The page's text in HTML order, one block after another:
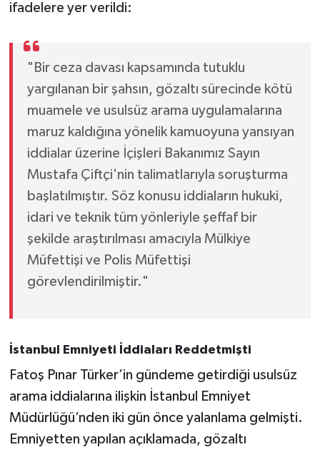
ifadelere yer verildi:
"Bir ceza davası kapsamında tutuklu
yargılanan bir şahsın, gözaltı sürecinde kötü
muamele ve usulsüz arama uygulamalarına
maruz kaldığına yönelik kamuoyuna yansıyan
iddialar üzerine İçişleri Bakanımız Sayın
Mustafa Çiftçi'nin talimatlarıyla soruşturma
başlatılmıştır. Söz konusu iddiaların hukuki,
idari ve teknik tüm yönleriyle şeffaf bir
şekilde araştırılması amacıyla Mülkiye
Müfettişi ve Polis Müfettişi
görevlendirilmiştir."
İstanbul Emniyeti İddiaları Reddetmişti
Fatoş Pınar Türker’in gündeme getirdiği usulsüz
arama iddialarına ilişkin İstanbul Emniyet
Müdürlüğü’nden iki gün önce yalanlama gelmişti.
Emniyetten yapılan açıklamada, gözaltı